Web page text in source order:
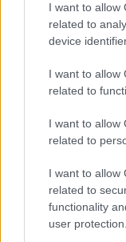
I want to allow
related to
device
I want to allow
related to
I want to allow
related to
I want to allow
related to
functionality
user protection.
Το εμβόλιο
συνοπτικά:
λήξη
τη 2η δόση
100 ευρώ/
δόση έως
50 ευρώ
αν γίνει
η ΗΔΙΚΑ
θα